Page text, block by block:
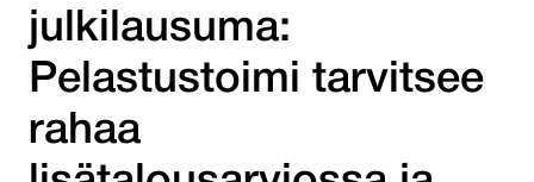
julkilausuma:
Pelastustoimi tarvitsee
rahaa